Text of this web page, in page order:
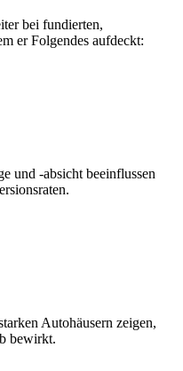
bei fundierten,
er Folgendes aufdeckt:
und -absicht beeinflussen
Autohäusern zeigen,
bewirkt.